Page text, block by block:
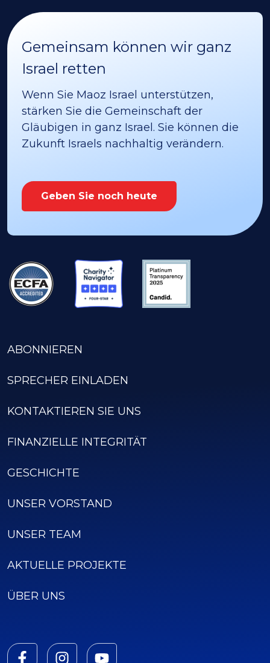
Gemeinsam können wir ganz
Israel retten
Wenn Sie Maoz Israel unterstützen,
stärken Sie die Gemeinschaft der
Gläubigen in ganz Israel. Sie können die
Zukunft Israels nachhaltig verändern.
Geben Sie noch heute
ABONNIEREN
SPRECHER EINLADEN
KONTAKTIEREN SIE UNS
FINANZIELLE INTEGRITÄT
GESCHICHTE
UNSER VORSTAND
UNSER TEAM
AKTUELLE PROJEKTE
ÜBER UNS